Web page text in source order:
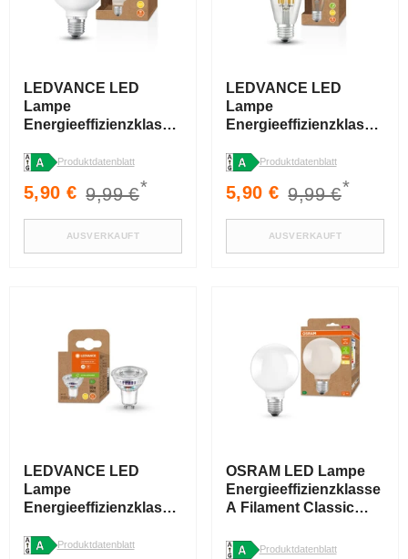
LEDVANCE LED
Lampe
Energieeffizienzklasse
Globe Matt, 4W/3000K,
Produktdatenblatt
Verkaufspreis
5,90 € Normaler
Preis
9,99 €*
AUSVERKAUFT
LEDVANCE LED
Lampe
Energieeffizienzklasse
4W/3000K, E27
Produktdatenblatt
Verkaufspreis
5,90 € Normaler
Preis
9,99 €*
AUSVERKAUFT
LEDVANCE LED
Lampe
Energieeffizienzklasse
2.2W/2700K
Produktdatenblatt
OSRAM LED Lampe
Energieeffizienzklasse
A Filament Classic
E27 , Warmweiß
Produktdatenblatt